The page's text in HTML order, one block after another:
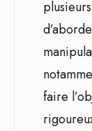
faire